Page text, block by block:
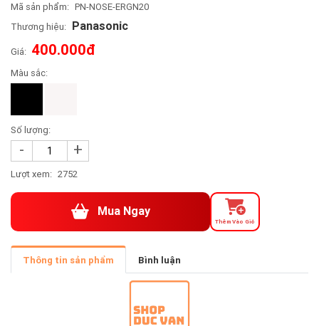
Mã sản phẩm: PN-NOSE-ERGN20
Thương hiệu: Panasonic
Giá: 400.000đ
Màu sắc:
Số lượng:
- +
Lượt xem: 2752
Mua Ngay
Thêm Vào Giỏ
Thông tin sản phẩm Bình luận